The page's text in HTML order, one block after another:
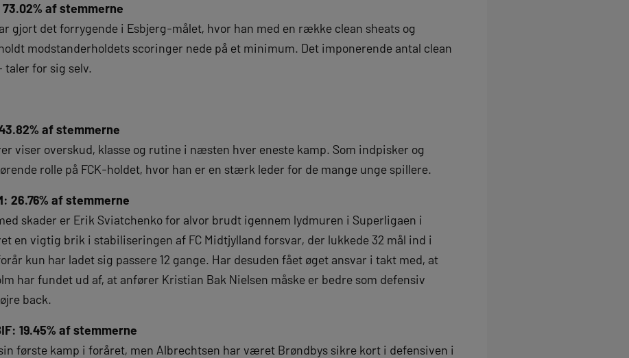
af stemmerne
gjort det forrygende i Esbjerg-målet, hvor han med en række clean sheats og
modstanderholdets scoringer nede på et minimum. Det imponerende antal clean
taler for sig selv.
af stemmerne
viser overskud, klasse og rutine i næsten hver eneste kamp. Som indpisker og
rolle på FCK-holdet, hvor han er en stærk leder for de mange unge spillere.
26.76% af stemmerne
skader er Erik Sviatchenko for alvor brudt igennem lydmuren i Superligaen i
en vigtig brik i stabiliseringen af FC Midtjylland forsvar, der lukkede 32 mål ind i
kun har ladet sig passere 12 gange. Har desuden fået øget ansvar i takt med, at
har fundet ud af, at anfører Kristian Bak Nielsen måske er bedre som defensiv
back.
19.45% af stemmerne
første kamp i foråret, men Albrechtsen har været Brøndbys sikre kort i defensiven i